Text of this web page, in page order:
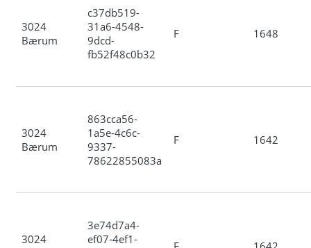
3024
Bærum
c37db519-
31a6-4548-
9dcd-
fb52f48c0b32
F 1648
3024
Bærum
863cca56-
1a5e-4c6c-
9337-
78622855083a
F 1642
3024
3e74d7a4-
ef07-4ef1-